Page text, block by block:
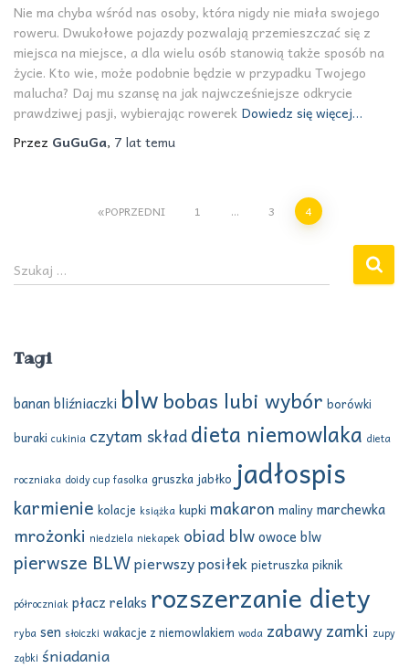
Nie ma chyba wśród nas osoby, która nigdy nie miała swojego
roweru. Dwukołowe pojazdy pozwalają przemieszczać się z
miejsca na miejsce, a dla wielu osób stanowią także sposób na
życie. Kto wie, może podobnie będzie w przypadku Twojego
malucha? Daj mu szansę na jak najwcześniejsze odkrycie
prawdziwej pasji, wybierając rowerek Dowiedz się więcej…
Przez GuGuGa, 7 lattemu
Stronicowanie
wpisów
POPRZEDNI 1 … 3 4
S
z
j
Szukaj …
Tagi
banan bliźniaczki blwbobas lubi wybór borówki
buraki cukinia czytam składdieta niemowlaka dieta
roczniaka doidy cup fasolka gruszka jabłko jadłospis
karmienie kolacje książka kupki makaron malinymarchewka
mrożonki niedziela niekapek obiad blwowoce blw
pierwsze BLWpierwszy posiłekpietruszkapiknik
półroczniak płacz relaks rozszerzanie diety
ryba sen słoiczki wakacje z niemowlakiem woda zabawyzamki zupy
ząbki śniadania